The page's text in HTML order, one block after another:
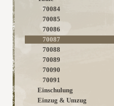
70084
70085
70086
70087
70088
70089
70090
70091
Einschulung
Einzug & Umzug